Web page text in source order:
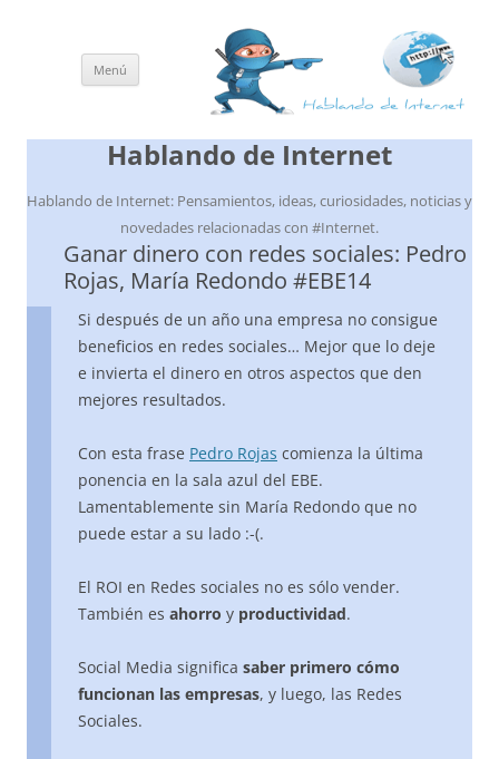
Hablando de Internet
Hablando de Internet: Pensamientos, ideas, curiosidades, noticias y
novedades relacionadas con #Internet.
Menú
Ganar dinero con redes sociales: Pedro
Rojas, María Redondo #EBE14
Si después de un año una empresa no consigue
beneficios en redes sociales… Mejor que lo deje
e invierta el dinero en otros aspectos que den
mejores resultados.
Con esta frase Pedro Rojas comienza la última
ponencia en la sala azul del EBE.
Lamentablemente sin María Redondo que no
puede estar a su lado :-(.
El ROI en Redes sociales no es sólo vender.
También es ahorro y productividad.
Social Media significa saber primero cómo
funcionan las empresas, y luego, las Redes
Sociales.